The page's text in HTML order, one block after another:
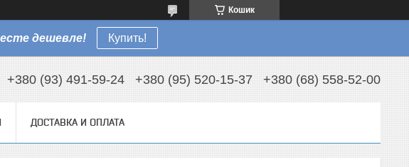
Кошик
дешевле! Купить!
+380 (93) 491-59-24 +380 (95) 520-15-37 +380 (68) 558-52-00
ДОСТАВКА И ОПЛАТА